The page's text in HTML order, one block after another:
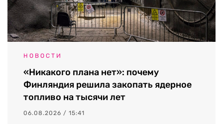
НОВОСТИ
«Никакого плана нет»: почему
Финляндия решила закопать ядерное
топливо на тысячи лет
06.08.2026 / 15:41